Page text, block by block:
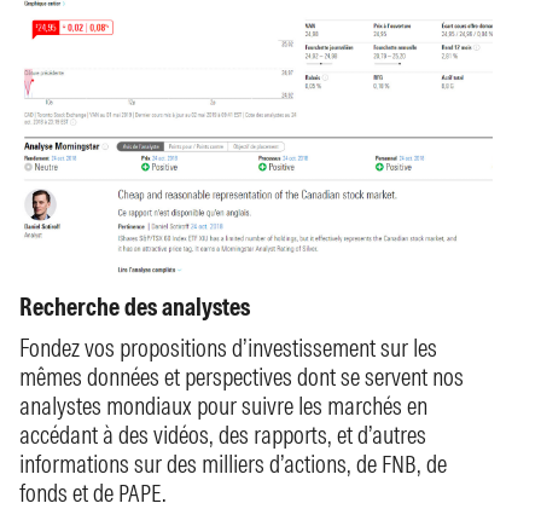
Recherche des analystes
Fondez vos propositions d’investissement sur les
mêmes données et perspectives dont se servent nos
analystes mondiaux pour suivre les marchés en
accédant à des vidéos, des rapports, et d’autres
informations sur des milliers d’actions, de FNB, de
fonds et de PAPE.